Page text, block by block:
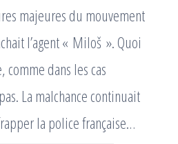
majeures du mouvement
l’agent « Miloš ». Quoi
comme dans les cas
La malchance continuait
la police française…